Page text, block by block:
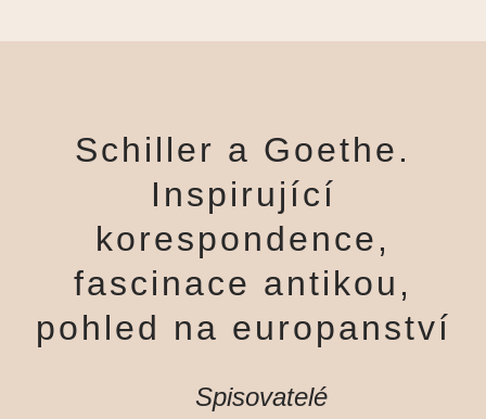
Schiller a Goethe.
Inspirující
korespondence,
fascinace antikou,
pohled na europanství
Spisovatelé